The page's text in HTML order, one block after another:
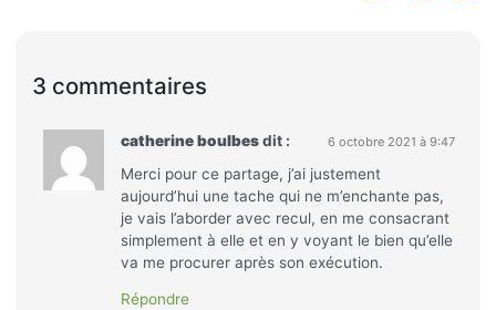
3 commentaires
catherine boulbes dit : 6 octobre 2021 à 9:47
Merci pour ce partage, j’ai justement
aujourd’hui une tache qui ne m’enchante pas,
je vais l’aborder avec recul, en me consacrant
simplement à elle et en y voyant le bien qu’elle
va me procurer après son exécution.
Répondre